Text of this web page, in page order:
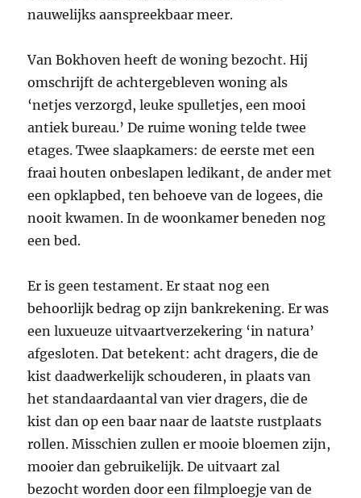
nauwelijks aanspreekbaar meer.
Van Bokhoven heeft de woning bezocht. Hij
omschrijft de achtergebleven woning als
‘netjes verzorgd, leuke spulletjes, een mooi
antiek bureau.’ De ruime woning telde twee
etages. Twee slaapkamers: de eerste met een
fraai houten onbeslapen ledikant, de ander met
een opklapbed, ten behoeve van de logees, die
nooit kwamen. In de woonkamer beneden nog
een bed.
Er is geen testament. Er staat nog een
behoorlijk bedrag op zijn bankrekening. Er was
een luxueuze uitvaartverzekering ‘in natura’
afgesloten. Dat betekent: acht dragers, die de
kist daadwerkelijk schouderen, in plaats van
het standaardaantal van vier dragers, die de
kist dan op een baar naar de laatste rustplaats
rollen. Misschien zullen er mooie bloemen zijn,
mooier dan gebruikelijk. De uitvaart zal
bezocht worden door een filmploegje van de